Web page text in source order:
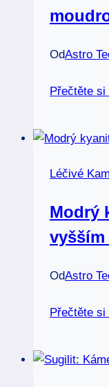
OdAstro
Přečtěte
Léčivé
Modrý
vyšším
OdAstro
Přečtěte